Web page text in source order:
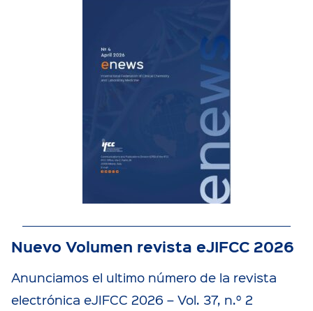
Nuevo Volumen revista eJIFCC 2026
Anunciamos el ultimo número de la revista
electrónica eJIFCC 2026 – Vol. 37, n.º 2